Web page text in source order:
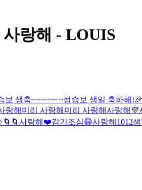
랑해 - LOUIS
보 생축~~~~~~~정승보 생일 축하해
랑해 미리 사랑해 미리 사랑해사랑해 💜
🌀🌀 사랑해 ❤️감기조심😷사랑해 1012생